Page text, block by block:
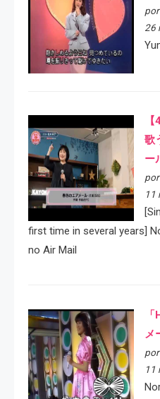
por
26
歌
ー
por
11
first time in several years]
no Air Mail
メ
por
11